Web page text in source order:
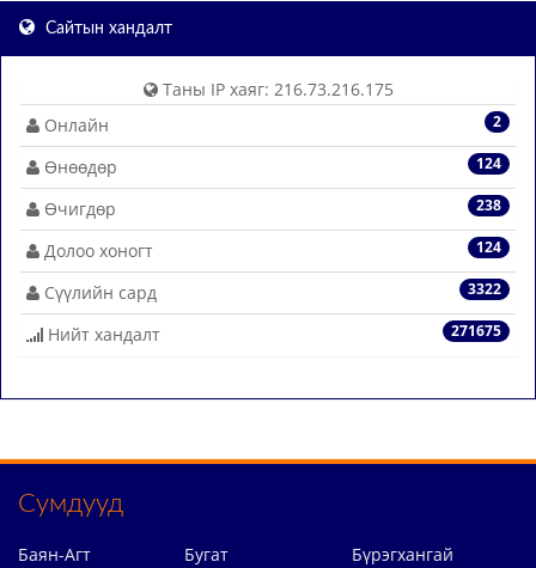
Сайтын хандалт
Таны IP хаяг: 216.73.216.175
2
Онлайн
124
Өнөөдөр
238
Өчигдөр
124
Долоо хоногт
3322
Сүүлийн сард
271675
Нийт хандалт
Сумдууд
Баян-Агт Бугат
Бүрэгхангай